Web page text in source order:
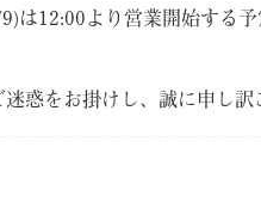
は12:00より営業開始する予
惑をお掛けし、誠に申し訳